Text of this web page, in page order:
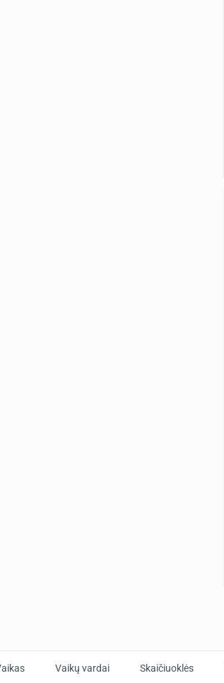
Vaikų vardai Skaičiuoklės